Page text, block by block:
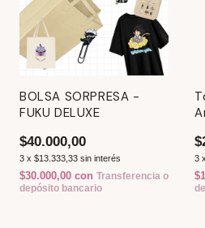
BOLSA SORPRESA -
FUKU DELUXE
$40.000,00
3 x $13.333,33 sin interés
$30.000,00 con Transferencia o
depósito bancario
3 x